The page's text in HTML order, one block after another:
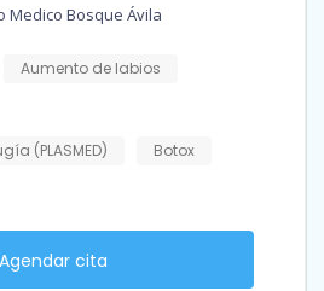
Medico Bosque Ávila
Aumento de labios
(PLASMED)
Botox
Agendar cita